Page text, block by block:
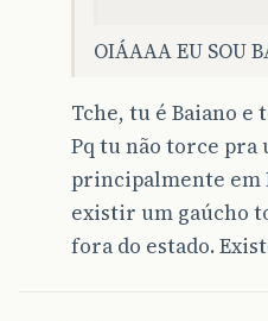
OIÁAAA EU SOU
Tche, tu é Baiano e
Pq tu não torce pra
principalmente em
existir um gaúcho
fora do estado.